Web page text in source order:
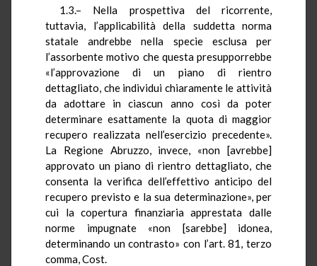
1.3.– Nella prospettiva del ricorrente,
tuttavia, l’applicabilità della suddetta norma
statale andrebbe nella specie esclusa per
l’assorbente motivo che questa presupporrebbe
«l’approvazione di un piano di rientro
dettagliato, che individui chiaramente le attività
da adottare in ciascun anno così da poter
determinare esattamente la quota di maggior
recupero realizzata nell’esercizio precedente».
La Regione Abruzzo, invece, «non [avrebbe]
approvato un piano di rientro dettagliato, che
consenta la verifica dell’effettivo anticipo del
recupero previsto e la sua determinazione», per
cui la copertura finanziaria apprestata dalle
norme impugnate «non [sarebbe] idonea,
determinando un contrasto» con l’art. 81, terzo
comma, Cost.